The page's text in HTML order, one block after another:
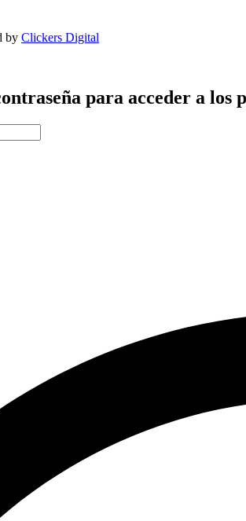
by Clickers Digital
para acceder a los